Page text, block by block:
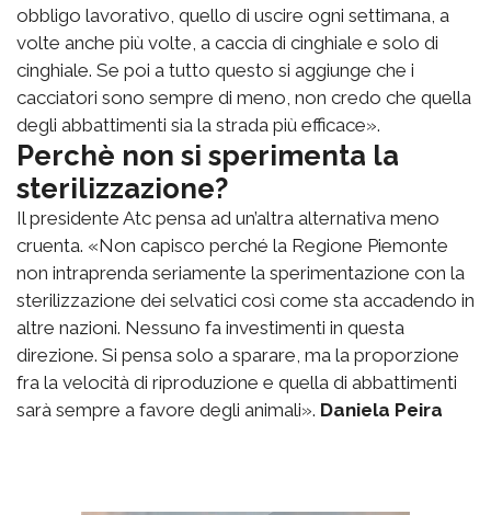
obbligo lavorativo, quello di uscire ogni settimana, a
volte anche più volte, a caccia di cinghiale e solo di
cinghiale. Se poi a tutto questo si aggiunge che i
cacciatori sono sempre di meno, non credo che quella
degli abbattimenti sia la strada più efficace».
Perchè non si sperimenta la
sterilizzazione?
Il presidente Atc pensa ad un’altra alternativa meno
cruenta. «Non capisco perché la Regione Piemonte
non intraprenda seriamente la sperimentazione con la
sterilizzazione dei selvatici così come sta accadendo in
altre nazioni. Nessuno fa investimenti in questa
direzione. Si pensa solo a sparare, ma la proporzione
fra la velocità di riproduzione e quella di abbattimenti
sarà sempre a favore degli animali». Daniela Peira